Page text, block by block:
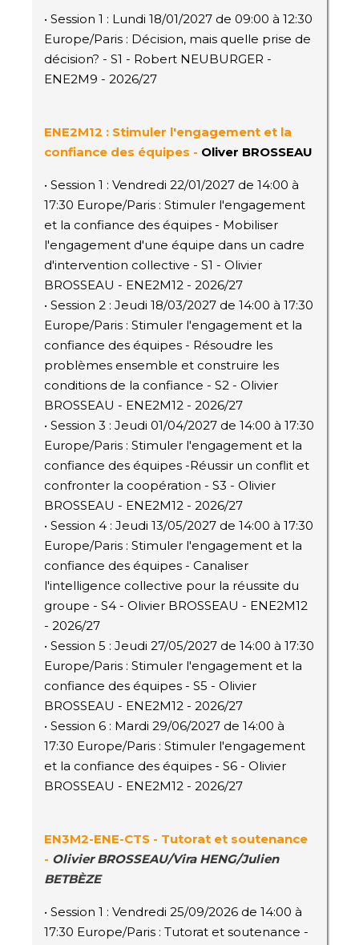
• Session 1 : Lundi 18/01/2027 de 09:00 à 12:30
Europe/Paris : Décision, mais quelle prise de
décision? - S1 - Robert NEUBURGER -
ENE2M9 - 2026/27
ENE2M12 : Stimuler l'engagement et la
confiance des équipes - Oliver BROSSEAU
• Session 1 : Vendredi 22/01/2027 de 14:00 à
17:30 Europe/Paris : Stimuler l'engagement
et la confiance des équipes - Mobiliser
l'engagement d'une équipe dans un cadre
d'intervention collective - S1 - Olivier
BROSSEAU - ENE2M12 - 2026/27
• Session 2 : Jeudi 18/03/2027 de 14:00 à 17:30
Europe/Paris : Stimuler l'engagement et la
confiance des équipes - Résoudre les
problèmes ensemble et construire les
conditions de la confiance - S2 - Olivier
BROSSEAU - ENE2M12 - 2026/27
• Session 3 : Jeudi 01/04/2027 de 14:00 à 17:30
Europe/Paris : Stimuler l'engagement et la
confiance des équipes -Réussir un conflit et
confronter la coopération - S3 - Olivier
BROSSEAU - ENE2M12 - 2026/27
• Session 4 : Jeudi 13/05/2027 de 14:00 à 17:30
Europe/Paris : Stimuler l'engagement et la
confiance des équipes - Canaliser
l'intelligence collective pour la réussite du
groupe - S4 - Olivier BROSSEAU - ENE2M12
- 2026/27
• Session 5 : Jeudi 27/05/2027 de 14:00 à 17:30
Europe/Paris : Stimuler l'engagement et la
confiance des équipes - S5 - Olivier
BROSSEAU - ENE2M12 - 2026/27
• Session 6 : Mardi 29/06/2027 de 14:00 à
17:30 Europe/Paris : Stimuler l'engagement
et la confiance des équipes - S6 - Olivier
BROSSEAU - ENE2M12 - 2026/27
EN3M2-ENE-CTS - Tutorat et soutenance
- Olivier BROSSEAU/Vira HENG/Julien
BETBÈZE
• Session 1 : Vendredi 25/09/2026 de 14:00 à
17:30 Europe/Paris : Tutorat et soutenance -